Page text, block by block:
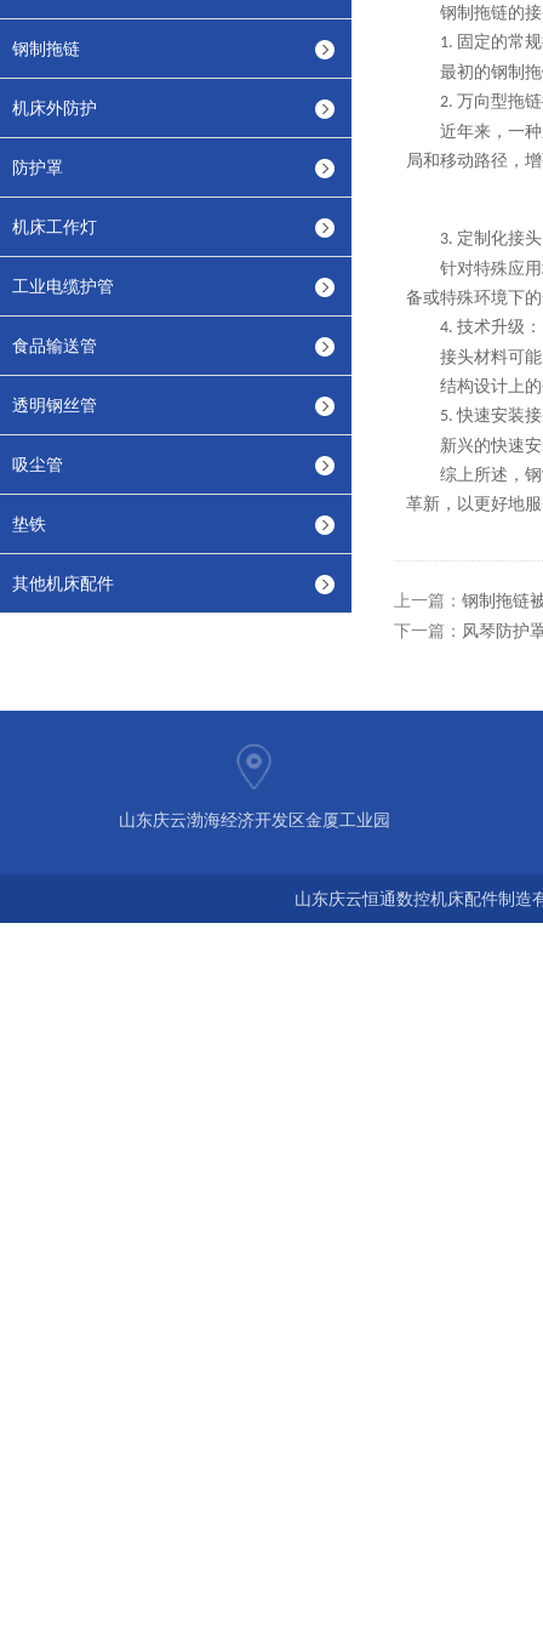
钢制拖链
机床外防护
防护罩
机床工作灯
工业电缆护管
食品输送管
透明钢丝管
吸尘管
垫铁
其他机床配件
钢制拖链的
1. 固定的常
最初的钢制
2. 万向型拖
近年来，一
局和移动路径，
3. 定制化接
针对特殊应
备或特殊环境下
4. 技术升级：
接头材料可
结构设计上
5.快速安装
新兴的快速
综上所述，
革新，以更好地
上一篇： 钢制拖链
下一篇： 风琴防护
山东庆云渤海经济开发区金厦工业园
山东庆云恒通数控机床配件制